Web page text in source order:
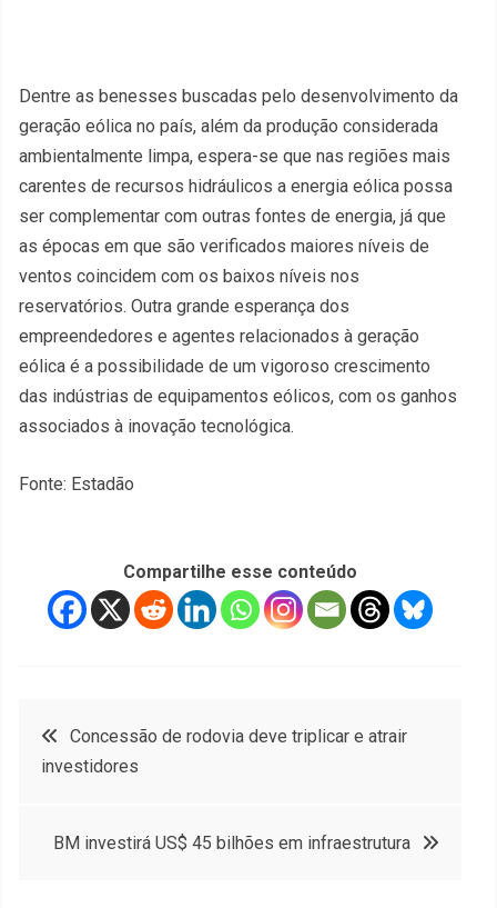
Dentre as benesses buscadas pelo desenvolvimento da
geração eólica no país, além da produção considerada
ambientalmente limpa, espera-se que nas regiões mais
carentes de recursos hidráulicos a energia eólica possa
ser complementar com outras fontes de energia, já que
as épocas em que são verificados maiores níveis de
ventos coincidem com os baixos níveis nos
reservatórios. Outra grande esperança dos
empreendedores e agentes relacionados à geração
eólica é a possibilidade de um vigoroso crescimento
das indústrias de equipamentos eólicos, com os ganhos
associados à inovação tecnológica.
Fonte: Estadão
Compartilhe esse conteúdo
Navegação
Post
Concessão de rodovia deve triplicar e atrair
investidores
BM investirá US$ 45 bilhões em infraestrutura